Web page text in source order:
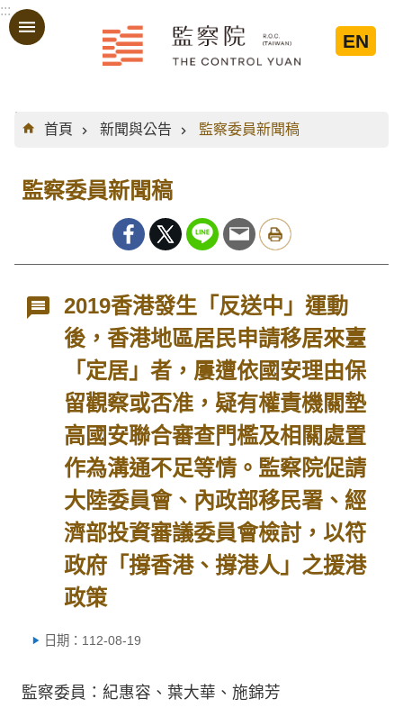
跳到主要內容區塊
:::
EN
:::
首頁
新聞與公告 監察委員新聞稿
監察委員新聞稿
2019香港發生「反送中」運動
後，香港地區居民申請移居來臺
「定居」者，屢遭依國安理由保
留觀察或否准，疑有權責機關墊
高國安聯合審查門檻及相關處置
作為溝通不足等情。監察院促請
大陸委員會、內政部移民署、經
濟部投資審議委員會檢討，以符
政府「撐香港、撐港人」之援港
政策
日期：112-08-19
監察委員：紀惠容、葉大華、施錦芳